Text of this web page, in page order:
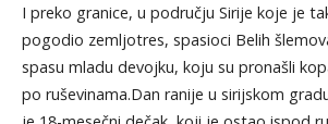
I preko granice, u području Sirije koje je
pogodio zemljotres, spasioci Belih
spasu mladu devojku, koju su pronašli
po ruševinama.Dan ranije u sirijskom